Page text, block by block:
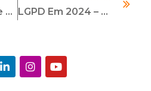
O Que É A Parte Social Do ESG? Entenda Como Funciona! LGPD Em 2024 – O Que Mudou Nos Últimos Anos E O Que Está Por Vir